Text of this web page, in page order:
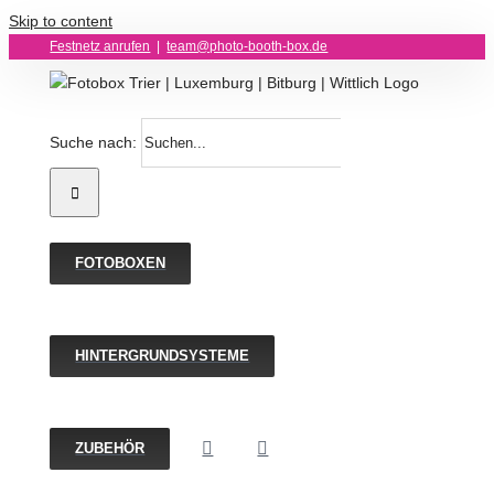
Skip to content
Festnetz anrufen team@photo-booth-box.de
Suche nach:
FOTOBOXEN
HINTERGRUNDSYSTEME
ZUBEHÖR